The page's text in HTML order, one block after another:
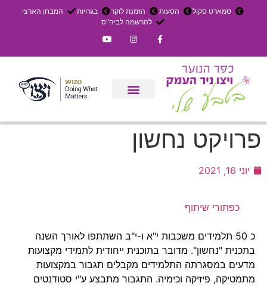
סמארט סקול הסעות הזמנת לוקר בגרויות
המבחן הארצי
להרשמה לביה"ס
פרויקט נחשון
יוני 16, 2021
כפתורי שיתוף
כ 50 תלמידים משכבות י"א ו-י"ב השתתפו לאורך השנה
בתכנית "נחשון". מדובר בתוכנית ייחודית לתמידי מקצועות
מדעים במסגרתה התלמידים מקבלים תגבור במקצועות
מתמטיקה, פיזיקה וכימיה. התגבור מתבצע ע"י סטודנטים